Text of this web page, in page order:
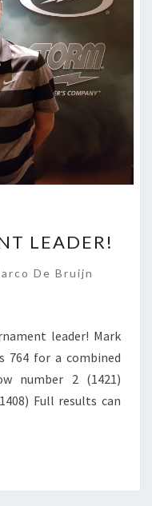
LEADER!
De Bruijn
leader! Mark
764 for a combined
number 2 (1421)
Full results can